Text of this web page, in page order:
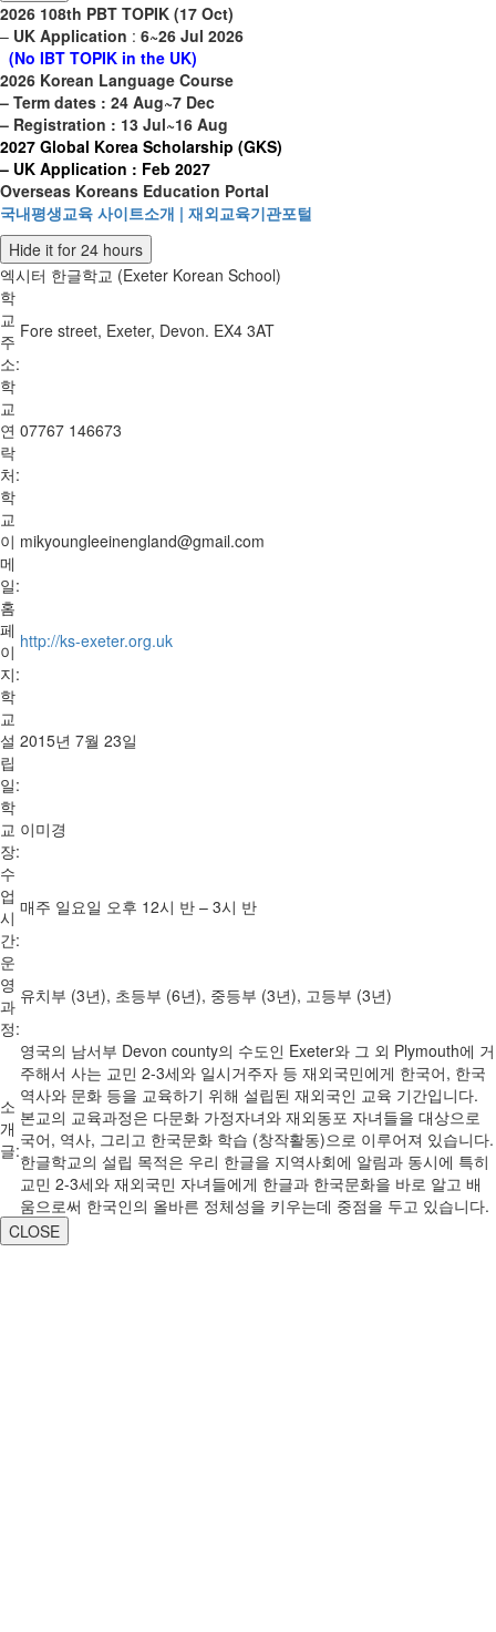
2026 108th PBT TOPIK (17 Oct)
– UK Application : 6~26 Jul 2026
(No IBT TOPIK in the UK)
2026 Korean Language Course
– Term dates : 24 Aug~7 Dec
– Registration : 13 Jul~16 Aug
2027 Global Korea Scholarship (GKS)
– UK Application : Feb 2027
Overseas Koreans Education Portal
국내평생교육 사이트소개 | 재외교육기관포털
Hide it for 24 hours
엑시터 한글학교 (Exeter Korean School)
학
교
주
소:
Fore street, Exeter, Devon. EX4 3AT
학
교
연
락
처:
07767 146673
학
교
이
메
일:
mikyoungleeinengland@gmail.com
홈
페
이
지:
http://ks-exeter.org.uk
학
교
설
립
일:
2015년 7월 23일
학
교
장:
이미경
수
업
시
간:
매주 일요일 오후 12시 반 – 3시 반
운
영
과
정:
유치부 (3년), 초등부 (6년), 중등부 (3년), 고등부 (3년)
소
개
글:
영국의 남서부 Devon county의 수도인 Exeter와 그 외 Plymouth에 거
주해서 사는 교민 2-3세와 일시거주자 등 재외국민에게 한국어, 한국
역사와 문화 등을 교육하기 위해 설립된 재외국인 교육 기간입니다.
본교의 교육과정은 다문화 가정자녀와 재외동포 자녀들을 대상으로
국어, 역사, 그리고 한국문화 학습 (창작활동)으로 이루어져 있습니다.
한글학교의 설립 목적은 우리 한글을 지역사회에 알림과 동시에 특히
교민 2-3세와 재외국민 자녀들에게 한글과 한국문화을 바로 알고 배
움으로써 한국인의 올바른 정체성을 키우는데 중점을 두고 있습니다.
CLOSE